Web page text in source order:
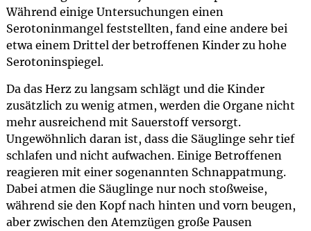
Während einige Untersuchungen einen
Serotoninmangel feststellten, fand eine andere bei
etwa einem Drittel der betroffenen Kinder zu hohe
Serotoninspiegel.
Da das Herz zu langsam schlägt und die Kinder
zusätzlich zu wenig atmen, werden die Organe nicht
mehr ausreichend mit Sauerstoff versorgt.
Ungewöhnlich daran ist, dass die Säuglinge sehr tief
schlafen und nicht aufwachen. Einige Betroffenen
reagieren mit einer sogenannten Schnappatmung.
Dabei atmen die Säuglinge nur noch stoßweise,
während sie den Kopf nach hinten und vorn beugen,
aber zwischen den Atemzügen große Pausen